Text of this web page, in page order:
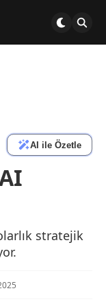
AI ile Özetle
stratejik